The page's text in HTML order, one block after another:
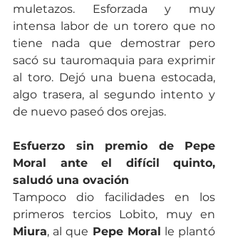
muletazos. Esforzada y muy
intensa labor de un torero que no
tiene nada que demostrar pero
sacó su tauromaquia para exprimir
al toro. Dejó una buena estocada,
algo trasera, al segundo intento y
de nuevo paseó dos orejas.
Esfuerzo sin premio de Pepe
Moral ante el difícil quinto,
saludó una ovación
Tampoco dio facilidades en los
Miura, al que Pepe Moral le plantó